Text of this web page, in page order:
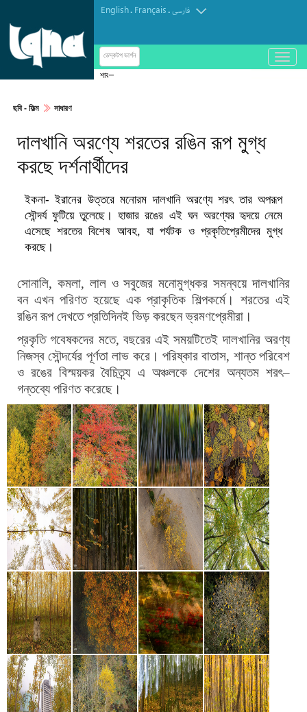
English. Français.فارسی
ডেস্কটপ ভার্শন
باز
و
শাবান মাসের ফজিলতসমূহ
ছবি‎ - ফিল্ম সাধারণ
দালখানি অরণ্যে শরতের রঙিন রূপ মুগ্ধ
করছে দর্শনার্থীদের
ইকনা- ইরানের উত্তরে মনোরম দালখানি অরণ্যে শরৎ তার অপরূপ
সৌন্দর্য ফুটিয়ে তুলেছে। হাজার রঙের এই ঘন অরণ্যের হৃদয়ে নেমে
এসেছে শরতের বিশেষ আবহ, যা পর্যটক ও প্রকৃতিপ্রেমীদের মুগ্ধ
করছে।
সোনালি, কমলা, লাল ও সবুজের মনোমুগ্ধকর সমন্বয়ে দালখানির
বন এখন পরিণত হয়েছে এক প্রাকৃতিক শিল্পকর্মে। শরতের এই
রঙিন রূপ দেখতে প্রতিদিনই ভিড় করছেন ভ্রমণপ্রেমীরা।
প্রকৃতি গবেষকদের মতে, বছরের এই সময়টিতেই দালখানির অরণ্য
নিজস্ব সৌন্দর্যের পূর্ণতা লাভ করে। পরিষ্কার বাতাস, শান্ত পরিবেশ
ও রঙের বিস্ময়কর বৈচিত্র্য এ অঞ্চলকে দেশের অন্যতম শরৎ–
গন্তব্যে পরিণত করেছে।